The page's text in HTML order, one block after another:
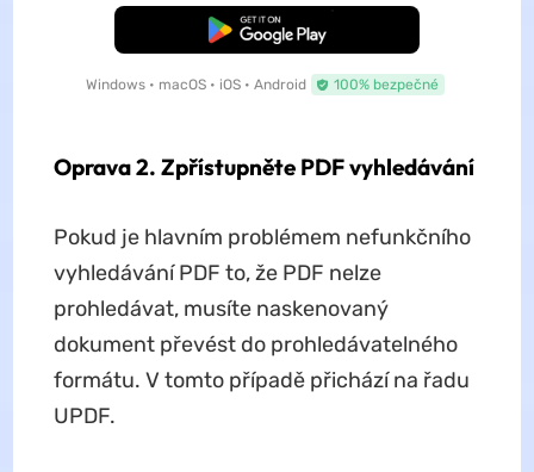
Bezplatné stažení
Windows • macOS • iOS • Android 100% bezpečné
Oprava 2. Zpřístupněte PDF vyhledávání
Pokud je hlavním problémem nefunkčního
vyhledávání PDF to, že PDF nelze
prohledávat, musíte naskenovaný
dokument převést do prohledávatelného
formátu. V tomto případě přichází na řadu
UPDF.